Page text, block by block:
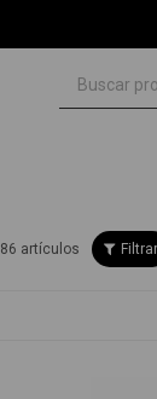
86 artículos